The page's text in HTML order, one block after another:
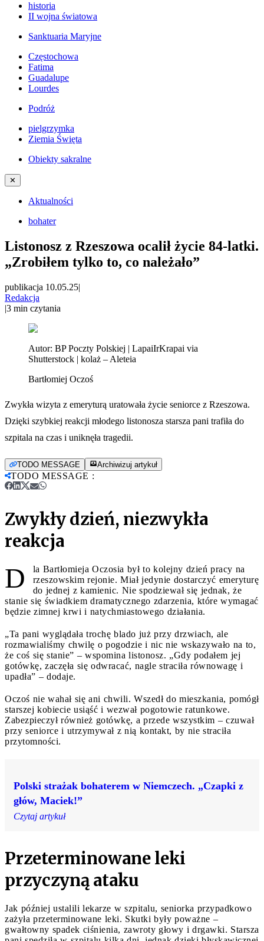
historia
II wojna światowa
Sanktuaria Maryjne
Częstochowa
Fatima
Guadalupe
Lourdes
Podróż
pielgrzymka
Ziemia Święta
Obiekty sakralne
✕
Aktualności
bohater
Listonosz z Rzeszowa ocalił życie 84-latki.
„Zrobiłem tylko to, co należało”
publikacja 10.05.25|
Redakcja
|3 min czytania
Autor: BP Poczty Polskiej | LapaiIrKrapai via
Shutterstock | kolaż – Aleteia
Bartłomiej Oczoś
Zwykła wizyta z emeryturą uratowała życie seniorce z Rzeszowa.
Dzięki szybkiej reakcji młodego listonosza starsza pani trafiła do
szpitala na czas i uniknęła tragedii.
TODO MESSAGE Archiwizuj artykuł
TODO MESSAGE :
Zwykły dzień, niezwykła
reakcja
D
la Bartłomieja Oczosia był to kolejny dzień pracy na
rzeszowskim rejonie. Miał jedynie dostarczyć emeryturę
do jednej z kamienic. Nie spodziewał się jednak, że
stanie się świadkiem dramatycznego zdarzenia, które wymagać
będzie zimnej krwi i natychmiastowego działania.
„Ta pani wyglądała trochę blado już przy drzwiach, ale
rozmawialiśmy chwilę o pogodzie i nic nie wskazywało na to,
że coś się stanie” – wspomina listonosz. „Gdy podałem jej
gotówkę, zaczęła się odwracać, nagle straciła równowagę i
upadła” – dodaje.
Oczoś nie wahał się ani chwili. Wszedł do mieszkania, pomógł
starszej kobiecie usiąść i wezwał pogotowie ratunkowe.
Zabezpieczył również gotówkę, a przede wszystkim – czuwał
przy seniorce i utrzymywał z nią kontakt, by nie straciła
przytomności.
Polski strażak bohaterem w Niemczech. „Czapki z
głów, Maciek!”
Czytaj artykuł
Przeterminowane leki
przyczyną ataku
Jak później ustalili lekarze w szpitalu, seniorka przypadkowo
zażyła przeterminowane leki. Skutki były poważne –
gwałtowny spadek ciśnienia, zawroty głowy i drgawki. Starsza